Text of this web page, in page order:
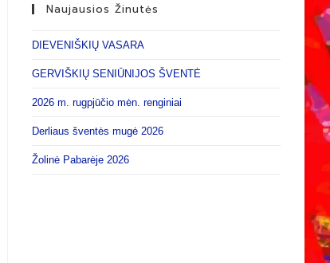
Naujausios Žinutės
DIEVENIŠKIŲ VASARA
GERVIŠKIŲ SENIŪNIJOS ŠVENTĖ
2026 m. rugpjūčio mėn. renginiai
Derliaus šventės mugė 2026
Žolinė Pabarėje 2026